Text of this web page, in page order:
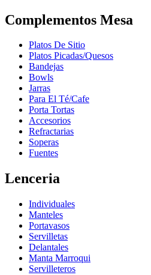
Complementos Mesa
Platos De Sitio
Platos Picadas/Quesos
Bandejas
Bowls
Jarras
Para El Té/Cafe
Porta Tortas
Accesorios
Refractarias
Soperas
Fuentes
Lenceria
Individuales
Manteles
Portavasos
Servilletas
Delantales
Manta Marroqui
Servilleteros